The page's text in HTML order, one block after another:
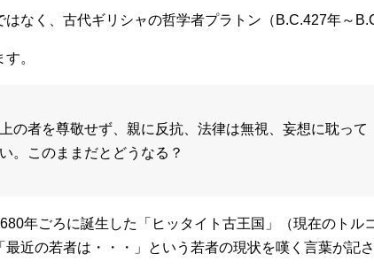
はなく、古代ギリシャの哲学者プラトン（B.C.427年～
。
の者を尊敬せず、親に反抗、法律は無視、妄想に耽って
。このままだとどうなる？
年ごろに誕生した「ヒッタイト古王国」（現在のトル
近の若者は・・・」という若者の現状を嘆く言葉が記